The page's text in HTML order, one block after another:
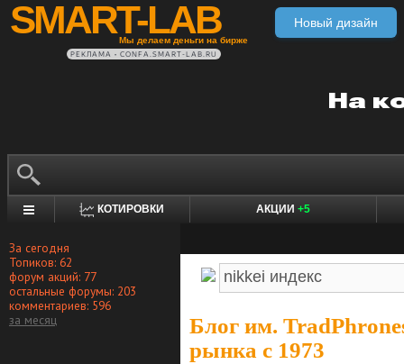
SMART-LAB
Мы делаем деньги на бирже
Новый дизайн
РЕКЛАМА • CONFA.SMART-LAB.RU
КОТИРОВКИ АКЦИИ +5
За сегодня
Топиков: 62
форум акций: 77
остальные форумы: 203
комментариев: 596
за месяц
Блог им.
рынка с 1973